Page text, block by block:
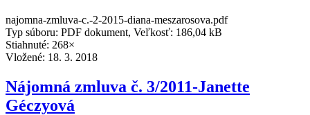
najomna-zmluva-c.-2-2015-diana-meszarosova.pdf
Typ súboru: PDF dokument, Veľkosť: 186,04 kB
Stiahnuté: 268×
Vložené: 18. 3. 2018
Nájomná zmluva č. 3/2011-Janette
Géczyová